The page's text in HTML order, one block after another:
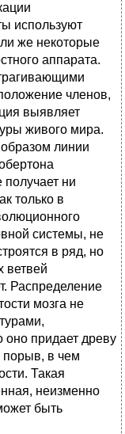
используют
же некоторые
аппарата.
членов,
выявляет
живого мира.
линии
ни
только в
системы, не
в ряд, но
ветвей
Распределение
мозга не
оно придает древу
в чем
Такая
неизменно
быть